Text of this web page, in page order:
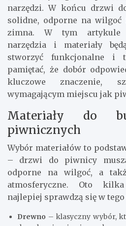
narzędzi. W końcu drzwi
solidne, odporne na
zimna. W tym artykule
narzędzia i materiały
stworzyć funkcjonalne i
pamiętać, że dobór
kluczowe znaczenie,
wymagającym miejscu jak
Materiały do
piwnicznych
Wybór materiałów to
– drzwi do piwnicy
odporne na wilgoć, a
atmosferyczne. Oto
najlepiej sprawdzą się w
Drewno – klasyczny wybór,